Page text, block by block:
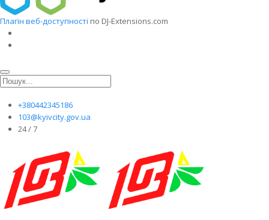
Плагін веб-доступності по DJ-Extensions.com
+380442345186
103@kyivcity.gov.ua
24 / 7